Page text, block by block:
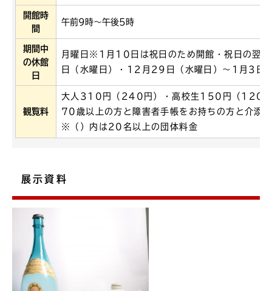
開館時
間
午前9時～午後5時
期間中
の休館
日
月曜日※1月10日は祝日のため開館・祝日の翌
日（水曜日）・12月29日（水曜日）～1月3日
観覧料
大人310円（240円）・高校生150円（120円
70歳以上の方と障害者手帳をお持ちの方と介添
※（）内は20名以上の団体料金
展示資料